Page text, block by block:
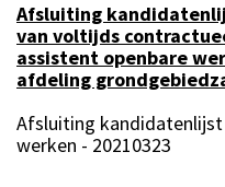
Afsluiting
van voltijds
assistent openbare
afdeling
Afsluiting
werken - 20210323